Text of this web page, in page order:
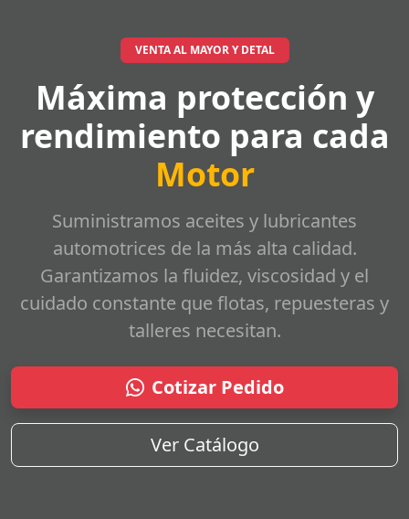
VENTA AL MAYOR Y DETAL
Máxima protección y
rendimiento para cada
Motor
Suministramos aceites y lubricantes
automotrices de la más alta calidad.
Garantizamos la fluidez, viscosidad y el
cuidado constante que flotas, repuesteras y
talleres necesitan.
Cotizar Pedido
Ver Catálogo